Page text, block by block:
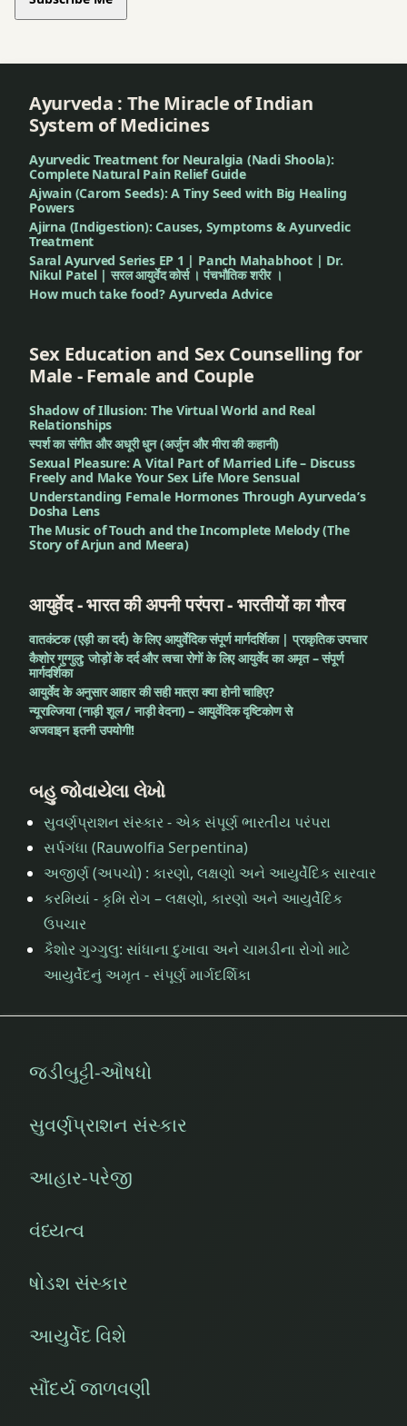
સુંદર
સુવર્ણપત્ર
સુવર્ણપશન
FAQ
સુવર્ણપ્રશન
ડોઝ
સુવર્ણપ્રાશન
તારીખો
સુવર્ણપ્રાશન
માટેનો ઓર્ડર
સુવર્ણપ્રાશન
શિબિરની
સોનું
સોળ
સંસ્કાર
સ્વર્ણપ્રાંદ
આયુર્વેદ
Ayurveda : The Miracle of Indian
System of Medicines
Ayurvedic Treatment for Neuralgia (Nadi Shoola):
Complete Natural Pain Relief Guide
Ajwain (Carom Seeds): A Tiny Seed with Big Healing
Powers
Ajirna (Indigestion): Causes, Symptoms & Ayurvedic
Treatment
Saral Ayurved Series EP 1 | Panch Mahabhoot | Dr.
Nikul Patel | सरल आयुर्वेद कोर्स । पंचभौतिक शरीर ।
How much take food? Ayurveda Advice
Sex Education and Sex Counselling for
Male - Female and Couple
Shadow of Illusion: The Virtual World and Real
Relationships
स्पर्श का संगीत और अधूरी धुन (अर्जुन और मीरा की कहानी)
Sexual Pleasure: A Vital Part of Married Life – Discuss
Freely and Make Your Sex Life More Sensual
Understanding Female Hormones Through Ayurveda’s
Dosha Lens
The Music of Touch and the Incomplete Melody (The
Story of Arjun and Meera)
आयुर्वेद - भारत की अपनी परंपरा - भारतीयों का गौरव
वातकंटक (एड़ी का दर्द) के लिए आयुर्वेदिक संपूर्ण मार्गदर्शिका | प्राकृतिक उपचार
कैशोर गुग्गुलु: जोड़ों के दर्द और त्वचा रोगों के लिए आयुर्वेद का अमृत – संपूर्ण
मार्गदर्शिका
आयुर्वेद के अनुसार आहार की सही मात्रा क्या होनी चाहिए?
न्यूराल्जिया (नाड़ी शूल / नाड़ी वेदना) – आयुर्वेदिक दृष्टिकोण से
अजवाइन इतनी उपयोगी!
બહુ જોવાયેલા લેખો
સુવર્ણપ્રાશન સંસ્કાર - એક સંપૂર્ણ ભારતીય પરંપરા
સર્પગંધા (Rauwolfia Serpentina)
અજીર્ણ (અપચો) : કારણો, લક્ષણો અને આયુર્વેદિક સારવાર
કરમિયાં - કૃમિ રોગ – લક્ષણો, કારણો અને આયુર્વેદિક
ઉપચાર
કૈશોર ગુગ્ગુલુ: સાંધાના દુખાવા અને ચામડીના રોગો માટે
આયુર્વેદનું અમૃત - સંપૂર્ણ માર્ગદર્શિકા
જડીબુટ્ટી-ઔષધો
સુવર્ણપ્રાશન સંસ્કાર
આહાર-પરેજી
વંધ્યત્વ
ષોડશ સંસ્કાર
આયુર્વેદ વિશે
સૌંદર્ય જાળવણી